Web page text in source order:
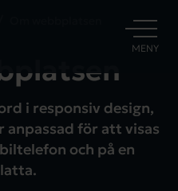
ÖPPNA
MENY
i responsiv design,
för att visas
och på en